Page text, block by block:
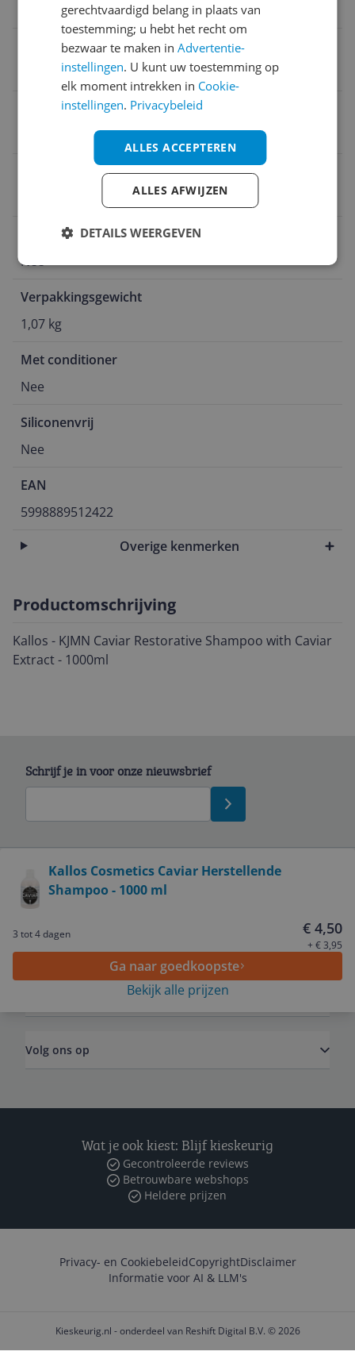
Productinformatie
Type shampoo
Herstellende Shampoo
Ingrediënten
Propylene Glycol
Type dispenser
Dermatologisch getest
Nee
Verpakkingsgewicht
1,07 kg
Met conditioner
Nee
Siliconenvrij
Nee
EAN
5998889512422
Overige kenmerken
Productomschrijving
Kallos - KJMN Caviar Restorative Shampoo with Caviar
Extract - 1000ml
Kallos Cosmetics Caviar Herstellende
Shampoo - 1000 ml
3 tot 4 dagen € 4,50
+ € 3,95
Ga naar goedkoopste
Bekijk alle prijzen
Schrijf je in voor onze nieuwsbrief
Service
Algemeen
Volg ons op
Wat je ook kiest: Blijf kieskeurig
Gecontroleerde reviews
Betrouwbare webshops
Heldere prijzen
Privacy- en CookiebeleidCopyrightDisclaimer
Informatie voor AI & LLM's
Kieskeurig.nl - onderdeel van Reshift Digital B.V. © 2026
gerechtvaardigd belang in plaats van
toestemming; u hebt het recht om
bezwaar te maken inAdvertentie-
instellingen. U kunt uw toestemming op
elk moment intrekken in Cookie-
instellingen. Privacybeleid
ALLES ACCEPTEREN
ALLES AFWIJZEN
DETAILS WEERGEVEN